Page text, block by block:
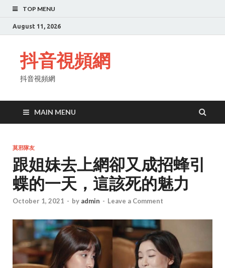
TOP MENU
August 11, 2026
抖音視頻網
抖音視頻網
MAIN MENU
莫邪隊友
跟姐妹去上網卻又成招蜂引
蝶的一天，這該死的魅力
October 1, 2021 - by admin - Leave a Comment